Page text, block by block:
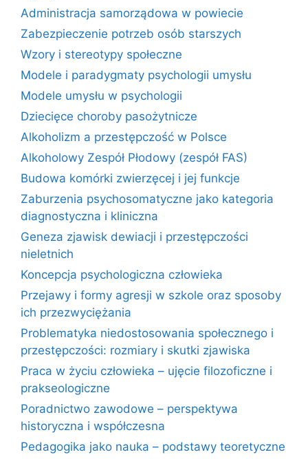
Administracja samorządowa w powiecie
Zabezpieczenie potrzeb osób starszych
Wzory i stereotypy społeczne
Modele i paradygmaty psychologii umysłu
Modele umysłu w psychologii
Dziecięce choroby pasożytnicze
Alkoholizm a przestępczość w Polsce
Alkoholowy Zespół Płodowy (zespół FAS)
Budowa komórki zwierzęcej i jej funkcje
Zaburzenia psychosomatyczne jako kategoria
diagnostyczna i kliniczna
Geneza zjawisk dewiacji i przestępczości
nieletnich
Koncepcja psychologiczna człowieka
Przejawy i formy agresji w szkole oraz sposoby
ich przezwyciężania
Problematyka niedostosowania społecznego i
przestępczości: rozmiary i skutki zjawiska
Praca w życiu człowieka – ujęcie filozoficzne i
prakseologiczne
Poradnictwo zawodowe – perspektywa
historyczna i współczesna
Pedagogika jako nauka – podstawy teoretyczne